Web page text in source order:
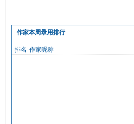
作家本周录用排行
排名 作家昵称